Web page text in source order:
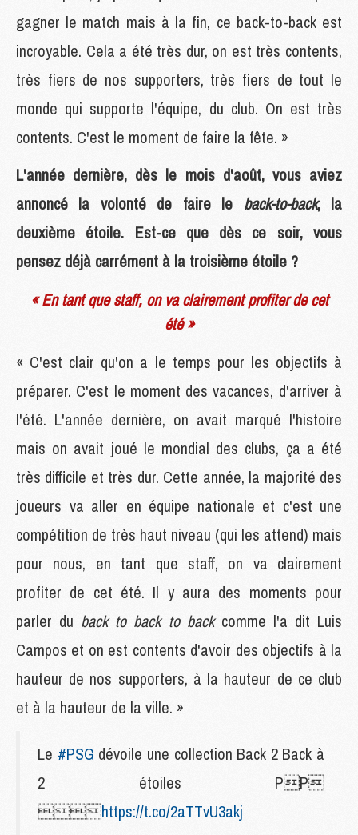
gagner le match mais à la fin, ce back-to-back est
incroyable. Cela a été très dur, on est très contents,
très fiers de nos supporters, très fiers de tout le
monde qui supporte l'équipe, du club. On est très
contents. C'est le moment de faire la fête. »
L'année dernière, dès le mois d'août, vous aviez
annoncé la volonté de faire le back-to-back, la
deuxième étoile. Est-ce que dès ce soir, vous
pensez déjà carrément à la troisième étoile ?
« En tant que staff, on va clairement profiter de cet
été »
« C'est clair qu'on a le temps pour les objectifs à
préparer. C'est le moment des vacances, d'arriver à
l'été. L'année dernière, on avait marqué l'histoire
mais on avait joué le mondial des clubs, ça a été
très difficile et très dur. Cette année, la majorité des
joueurs va aller en équipe nationale et c'est une
compétition de très haut niveau (qui les attend) mais
pour nous, en tant que staff, on va clairement
profiter de cet été. Il y aura des moments pour
parler du back to back to back comme l'a dit Luis
Campos et on est contents d'avoir des objectifs à la
hauteur de nos supporters, à la hauteur de ce club
et à la hauteur de la ville. »
Le #PSG dévoile une collection Back 2 Back à
2 étoiles PP
https://t.co/2aTTvU3akj